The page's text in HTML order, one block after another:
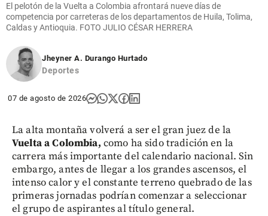
El pelotón de la Vuelta a Colombia afrontará nueve días de
competencia por carreteras de los departamentos de Huila, Tolima,
Caldas y Antioquia. FOTO JULIO CÉSAR HERRERA
Jheyner A. Durango Hurtado
Deportes
07 de agosto de 2026
La alta montaña volverá a ser el gran juez de la
Vuelta a Colombia, como ha sido tradición en la
carrera más importante del calendario nacional. Sin
embargo, antes de llegar a los grandes ascensos, el
intenso calor y el constante terreno quebrado de las
primeras jornadas podrían comenzar a seleccionar
el grupo de aspirantes al título general.